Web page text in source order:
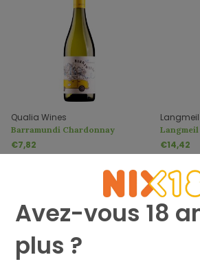
Avez-vous 18
plus ?
Qualia Wines
Barramundi Chardonnay
€7,82
Shiraz
€14,42